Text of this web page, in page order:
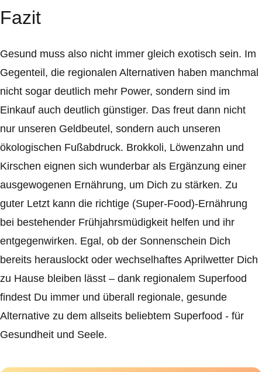
Fazit
Gesund muss also nicht immer gleich exotisch sein. Im
Gegenteil, die regionalen Alternativen haben manchmal
nicht sogar deutlich mehr Power, sondern sind im
Einkauf auch deutlich günstiger. Das freut dann nicht
nur unseren Geldbeutel, sondern auch unseren
ökologischen Fußabdruck. Brokkoli, Löwenzahn und
Kirschen eignen sich wunderbar als Ergänzung einer
ausgewogenen Ernährung, um Dich zu stärken. Zu
guter Letzt kann die richtige (Super-Food)-Ernährung
bei bestehender Frühjahrsmüdigkeit helfen und ihr
entgegenwirken. Egal, ob der Sonnenschein Dich
bereits herauslockt oder wechselhaftes Aprilwetter Dich
zu Hause bleiben lässt – dank regionalem Superfood
findest Du immer und überall regionale, gesunde
Alternative zu dem allseits beliebtem Superfood - für
Gesundheit und Seele.